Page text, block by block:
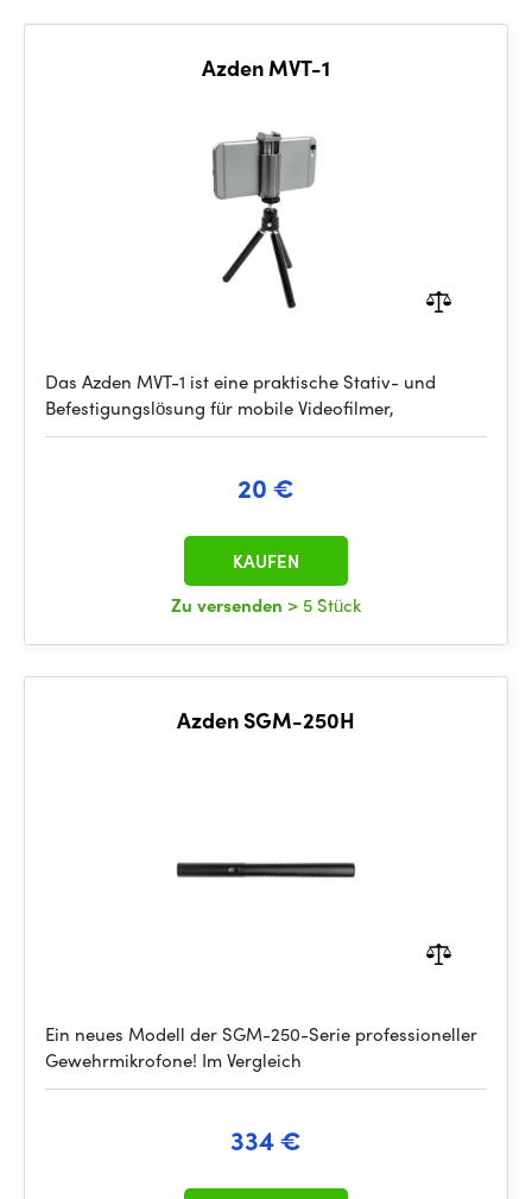
Azden MVT-1
Das Azden MVT-1 ist eine praktische Stativ- und
Befestigungslösung für mobile Videofilmer,
20 €
Zu versenden > 5 Stück
KAUFEN
Azden SGM-250H
Ein neues Modell der SGM-250-Serie professioneller
Gewehrmikrofone! Im Vergleich
334 €